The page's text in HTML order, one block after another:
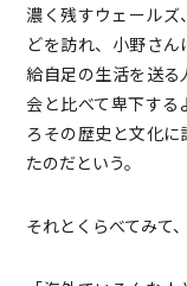
濃く残すウェール
どを訪れ、小野さ
給自足の生活を送
会と比べて卑下す
ろその歴史と文化
たのだという。
それとくらべてみて